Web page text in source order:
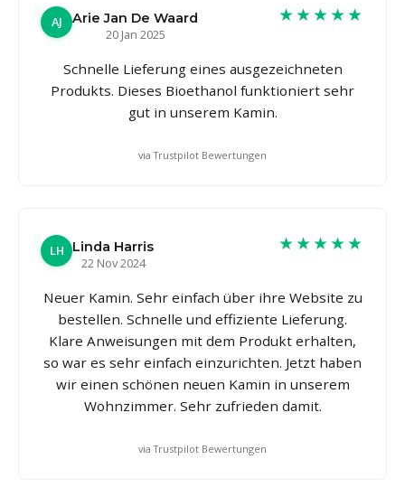
AJ
Arie Jan De Waard
20 Jan 2025
★★★★★
Schnelle Lieferung eines ausgezeichneten
Produkts. Dieses Bioethanol funktioniert sehr
gut in unserem Kamin.
via Trustpilot Bewertungen
LH
Linda Harris
22 Nov 2024
★★★★★
Neuer Kamin. Sehr einfach über ihre Website zu
bestellen. Schnelle und effiziente Lieferung.
Klare Anweisungen mit dem Produkt erhalten,
so war es sehr einfach einzurichten. Jetzt haben
wir einen schönen neuen Kamin in unserem
Wohnzimmer. Sehr zufrieden damit.
via Trustpilot Bewertungen